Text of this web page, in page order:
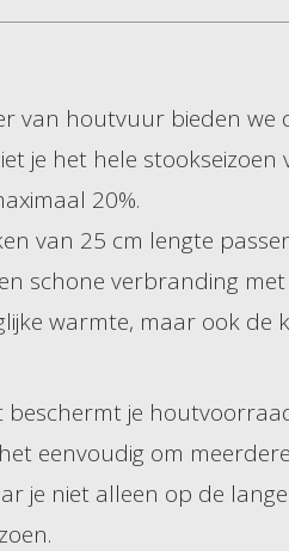
van houtvuur bieden
je het hele
20%.
van 25 cm lengte
schone verbranding
warmte, maar ook
je
eenvoudig om
je niet alleen op de